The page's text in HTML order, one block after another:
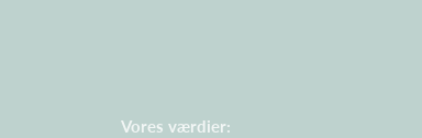
Vores værdier: